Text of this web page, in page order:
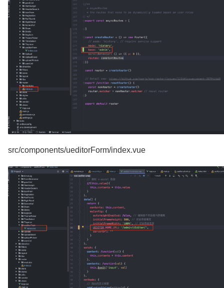
src/components/ueditorForm/index.vue